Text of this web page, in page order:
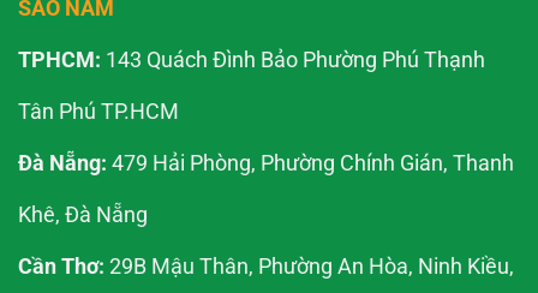
SAO NAM
TPHCM: 143 Quách Đình Bảo Phường Phú Thạnh
Tân Phú TP.HCM
Đà Nẵng: 479 Hải Phòng, Phường Chính Gián, Thanh
Khê, Đà Nẵng
Cần Thơ: 29B Mậu Thân, Phường An Hòa, Ninh Kiều,